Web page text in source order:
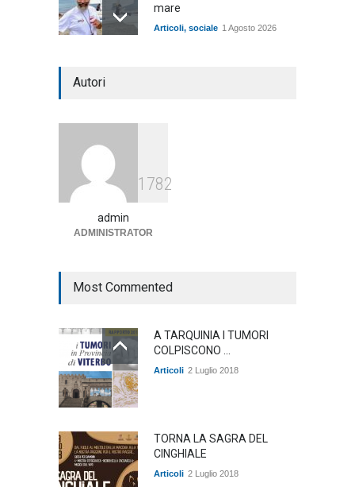
mare
Articoli, sociale 1 Agosto 2026
arrivano i pagamenti PAC, la
Autori
1782
admin
ADMINISTRATOR
Most Commented
A TARQUINIA I TUMORI
COLPISCONO ...
Articoli 2 Luglio 2018
TORNA LA SAGRA DEL
CINGHIALE
Articoli 2 Luglio 2018